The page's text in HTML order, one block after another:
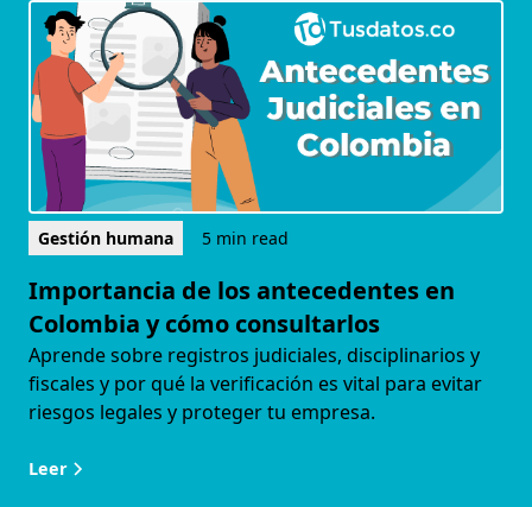
Gestión humana 5 min read
Importancia de los antecedentes en
Colombia y cómo consultarlos
Aprende sobre registros judiciales, disciplinarios y
fiscales y por qué la verificación es vital para evitar
riesgos legales y proteger tu empresa.
Leer